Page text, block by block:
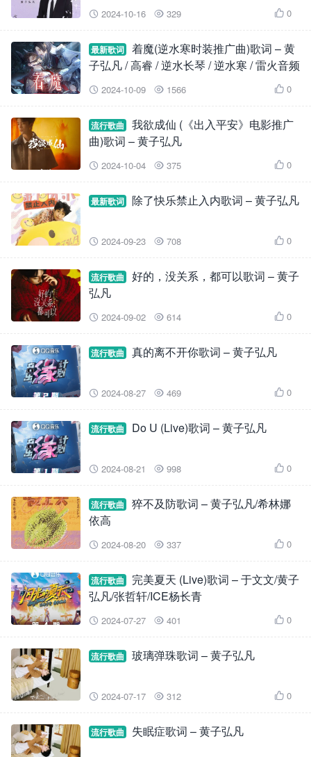
 2024-10-16  329  0
最新歌词
着魔(逆水寒时装推广曲)歌词 – 黄
子弘凡 / 高睿 / 逆水长琴 / 逆水寒 / 雷火音频
 2024-10-09  1566  0
流行歌曲
我欲成仙 (《出入平安》电影推广
曲)歌词 – 黄子弘凡
 2024-10-04  375  0
最新歌词 除了快乐禁止入内歌词 – 黄子弘凡
 2024-09-23  708  0
流行歌曲
好的，没关系，都可以歌词 – 黄子
弘凡
 2024-09-02  614  0
流行歌曲 真的离不开你歌词 – 黄子弘凡
 2024-08-27  469  0
流行歌曲 Do U (Live)歌词 – 黄子弘凡
 2024-08-21  998  0
流行歌曲
猝不及防歌词 – 黄子弘凡/希林娜
依高
 2024-08-20  337  0
流行歌曲
完美夏天 (Live)歌词 – 于文文/黄子
弘凡/张哲轩/ICE杨长青
 2024-07-27  401  0
流行歌曲 玻璃弹珠歌词 – 黄子弘凡
 2024-07-17  312  0
流行歌曲 失眠症歌词 – 黄子弘凡